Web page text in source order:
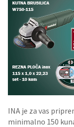
INA je za vas
minimalno 150